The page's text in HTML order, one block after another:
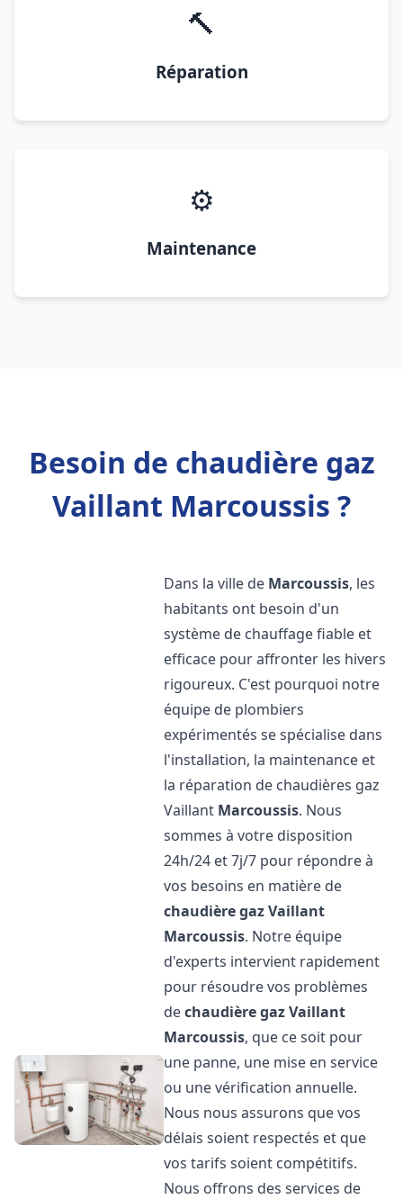
🔨
Réparation
⚙️
Maintenance
Besoin de chaudière gaz
Vaillant Marcoussis ?
Dans la ville de Marcoussis, les
habitants ont besoin d'un
système de chauffage fiable et
efficace pour affronter les hivers
rigoureux. C'est pourquoi notre
équipe de plombiers
expérimentés se spécialise dans
l'installation, la maintenance et
la réparation de chaudières gaz
Vaillant Marcoussis. Nous
sommes à votre disposition
24h/24 et 7j/7 pour répondre à
vos besoins en matière de
chaudière gaz Vaillant
Marcoussis. Notre équipe
d'experts intervient rapidement
pour résoudre vos problèmes
dechaudière gaz Vaillant
Marcoussis, que ce soit pour
une panne, une mise en service
ou une vérification annuelle.
Nous nous assurons que vos
délais soient respectés et que
vos tarifs soient compétitifs.
Nous offrons des services de